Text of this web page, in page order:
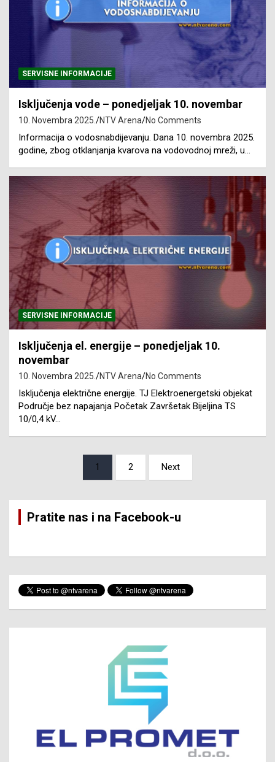
SERVISNE INFORMACIJE
Isključenja vode – ponedjeljak 10. novembar
10. Novembra 2025. NTV Arena No Comments
Informacija o vodosnabdijevanju. Dana 10. novembra 2025.
godine, zbog otklanjanja kvarova na vodovodnoj mreži, u…
SERVISNE INFORMACIJE
Isključenja el. energije – ponedjeljak 10.
novembar
10. Novembra 2025. NTV Arena No Comments
Isključenja električne energije. TJ Elektroenergetski objekat
Područje bez napajanja Početak Završetak Bijeljina TS
10/0,4 kV…
1 2 Next
Pratite nas i na Facebook-u